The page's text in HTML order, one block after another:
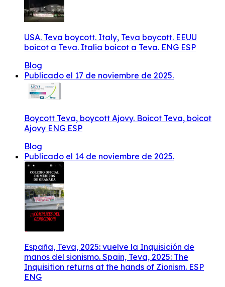
USA. Teva boycott. Italy, Teva boycott. EEUU
boicot a Teva. Italia boicot a Teva. ENG ESP
Blog
Publicado el 17 de noviembre de 2025.
Boycott Teva, boycott Ajovy. Boicot Teva, boicot
Ajovy ENG ESP
Blog
Publicado el 14 de noviembre de 2025.
España, Teva, 2025: vuelve la Inquisición de
manos del sionismo. Spain, Teva, 2025: The
Inquisition returns at the hands of Zionism. ESP
ENG